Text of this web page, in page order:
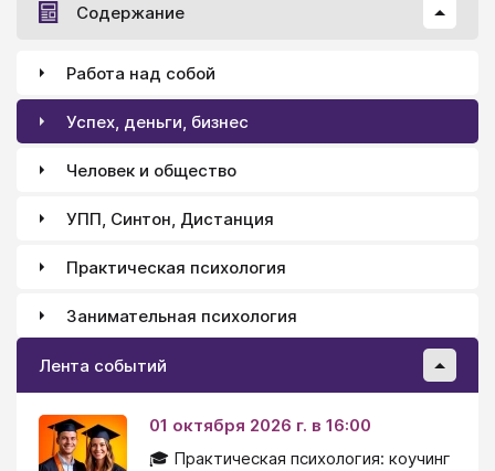
Содержание
Работа над собой
Успех, деньги, бизнес
Человек и общество
УПП, Синтон, Дистанция
Практическая психология
Занимательная психология
Лента событий
01 октября 2026 г. в 16:00
🎓 Практическая психология: коучинг